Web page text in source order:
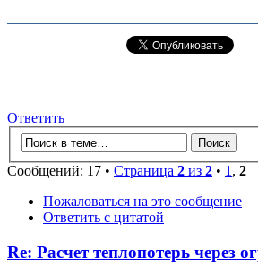
Ответить
Сообщений: 17 • Страница 2 из 2 • 1 , 2
Пожаловаться на это сообщение
Ответить с цитатой
Re: Расчет теплопотерь через